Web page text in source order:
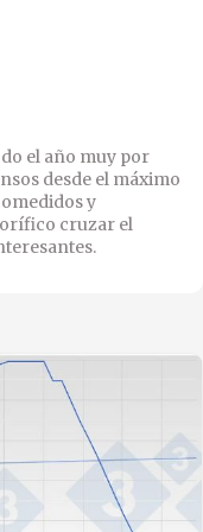
el año muy por
desde el máximo
y
cruzar el